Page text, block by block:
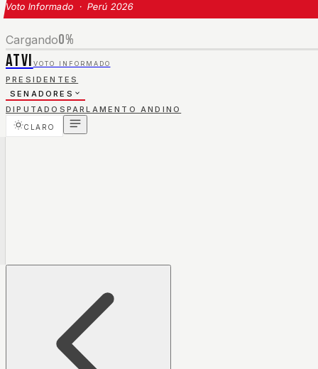
Voto Informado · Perú 2026
Cargando0%
ATVI VOTO INFORMADO
PRESIDENTES
SENADORES
DIPUTADOS PARLAMENTO ANDINO
CLARO